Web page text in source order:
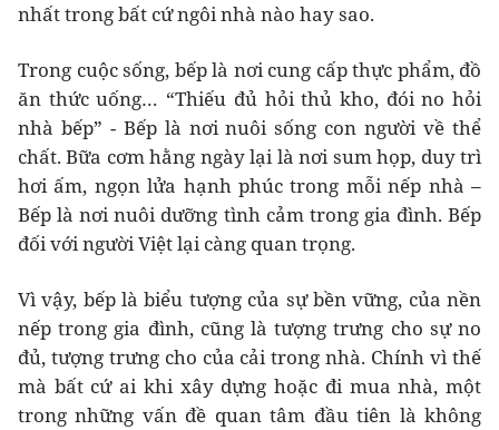
nhất trong bất cứ ngôi nhà nào hay sao.
Trong cuộc sống, bếp là nơi cung cấp thực phẩm, đồ
ăn thức uống… “Thiếu đủ hỏi thủ kho, đói no hỏi
nhà bếp” - Bếp là nơi nuôi sống con người về thể
chất. Bữa cơm hằng ngày lại là nơi sum họp, duy trì
hơi ấm, ngọn lửa hạnh phúc trong mỗi nếp nhà –
Bếp là nơi nuôi dưỡng tình cảm trong gia đình. Bếp
đối với người Việt lại càng quan trọng.
Vì vậy, bếp là biểu tượng của sự bền vững, của nền
nếp trong gia đình, cũng là tượng trưng cho sự no
đủ, tượng trưng cho của cải trong nhà. Chính vì thế
mà bất cứ ai khi xây dựng hoặc đi mua nhà, một
trong những vấn đề quan tâm đầu tiên là không